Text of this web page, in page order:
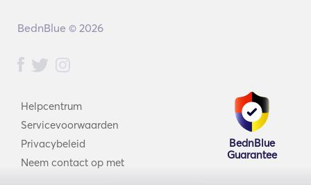
Helpcentrum
Servicevoorwaarden
Privacybeleid
Neem contact op met
BednBlue
Guarantee
BednBlue © 2026